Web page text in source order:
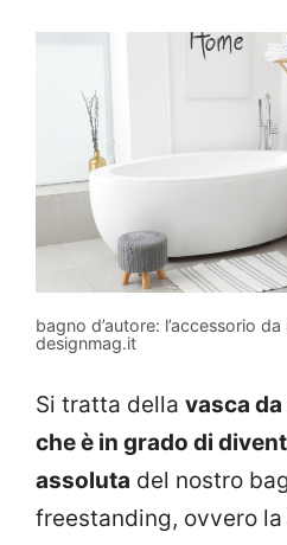
bagno d’autore: l’accessorio
designmag.it
Si tratta della vasca
che è in grado di
assoluta del nostro
freestanding, ovvero